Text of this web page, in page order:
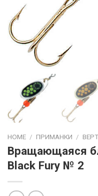
HOME / ПРИМАНКИ /
Вращающаяся
Black Fury № 2